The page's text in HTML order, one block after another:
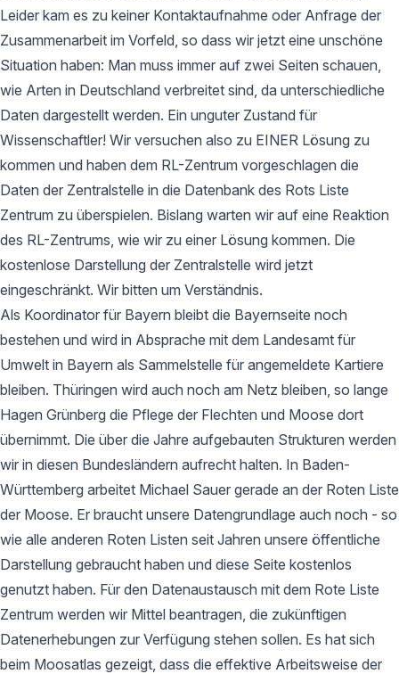
Leider kam es zu keiner Kontaktaufnahme oder Anfrage der
Zusammenarbeit im Vorfeld, so dass wir jetzt eine unschöne
Situation haben: Man muss immer auf zwei Seiten schauen,
wie Arten in Deutschland verbreitet sind, da unterschiedliche
Daten dargestellt werden. Ein unguter Zustand für
Wissenschaftler! Wir versuchen also zu EINER Lösung zu
kommen und haben dem RL-Zentrum vorgeschlagen die
Daten der Zentralstelle in die Datenbank des Rots Liste
Zentrum zu überspielen. Bislang warten wir auf eine Reaktion
des RL-Zentrums, wie wir zu einer Lösung kommen. Die
kostenlose Darstellung der Zentralstelle wird jetzt
eingeschränkt. Wir bitten um Verständnis.
Als Koordinator für Bayern bleibt die Bayernseite noch
bestehen und wird in Absprache mit dem Landesamt für
Umwelt in Bayern als Sammelstelle für angemeldete Kartiere
bleiben. Thüringen wird auch noch am Netz bleiben, so lange
Hagen Grünberg die Pflege der Flechten und Moose dort
übernimmt. Die über die Jahre aufgebauten Strukturen werden
wir in diesen Bundesländern aufrecht halten. In Baden-
Württemberg arbeitet Michael Sauer gerade an der Roten Liste
der Moose. Er braucht unsere Datengrundlage auch noch - so
wie alle anderen Roten Listen seit Jahren unsere öffentliche
Darstellung gebraucht haben und diese Seite kostenlos
genutzt haben. Für den Datenaustausch mit dem Rote Liste
Zentrum werden wir Mittel beantragen, die zukünftigen
Datenerhebungen zur Verfügung stehen sollen. Es hat sich
beim Moosatlas gezeigt, dass die effektive Arbeitsweise der